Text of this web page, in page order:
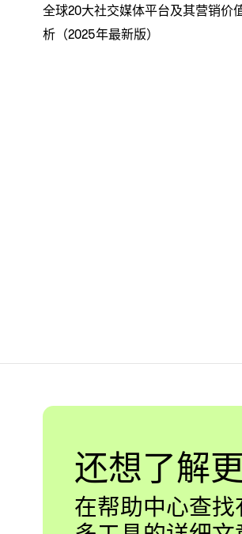
全球20大社交媒体平台及其营销价
析（2025年最新版）
还想了解更
在帮助中心查